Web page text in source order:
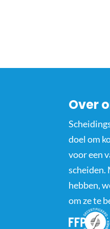
Over
doel om
voor een
scheiden.
hebben,
om ze te